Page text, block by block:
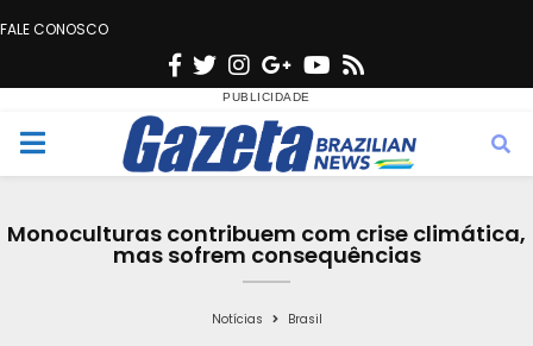
FALE CONOSCO
F
c
e
o
T
w
i
t
e
n
s
t
g
r
a
G
o
o
g
e
Y
u
t
b
e
s
M
Monoculturas contribuem com crise climática,
mas sofrem consequências
Notícias Brasil